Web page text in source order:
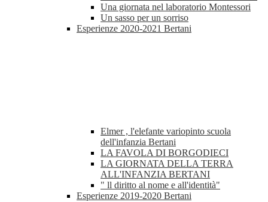
Una giornata nel laboratorio Montessori
Un sasso per un sorriso
Esperienze 2020-2021 Bertani
Elmer , l'elefante variopinto scuola
dell'infanzia Bertani
LA FAVOLA DI BORGODIECI
LA GIORNATA DELLA TERRA
ALL'INFANZIA BERTANI
" ll diritto al nome e all'identità"
Esperienze 2019-2020 Bertani